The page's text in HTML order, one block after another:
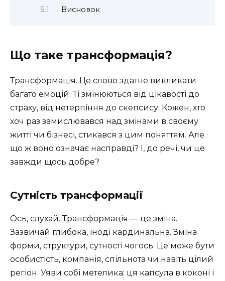
Висновок
Що таке трансформація?
Трансформація. Це слово здатне викликати
багато емоцій. Ті змінюються від цікавості до
страху, від нетерпіння до скепсису. Кожен, хто
хоч раз замислювався над змінами в своєму
житті чи бізнесі, стикався з цим поняттям. Але
що ж воно означає насправді? І, до речі, чи це
завжди щось добре?
Сутність трансформації
Ось, слухай. Трансформація — це зміна.
Зазвичай глибока, іноді кардинальна. Зміна
форми, структури, сутності чогось. Це може бути
особистість, компанія, спільнота чи навіть цілий
регіон. Уяви собі метелика: ця капсула в коконі і